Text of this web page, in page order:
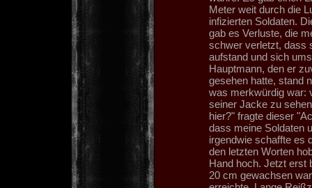
Meter weit durch die
infizierten Soldaten.
gab es Verluste, die
schwer verletzt, dass
aufstand und sich
Hauptmann, den er
gesehen hatte, stand
was merkwürdig war:
seiner Jacke zu
hier?" fragte dieser
dass meine Soldaten
irgendwie schaffte es
den letzten Worten
Hand hoch. Jetzt erst
20 cm gewachsen